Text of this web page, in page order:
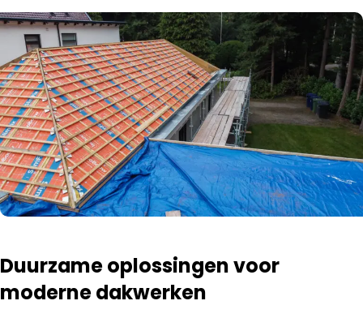
Duurzame oplossingen voor
moderne dakwerken